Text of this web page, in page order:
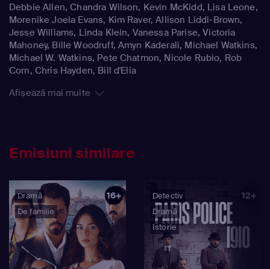
Debbie Allen, Chandra Wilson, Kevin McKidd, Lisa Leone,
Morenike Joela Evans, Kim Raver, Allison Liddi-Brown,
Jesse Williams, Linda Klein, Vanessa Parise, Victoria
Mahoney, Bille Woodruff, Amyn Kaderali, Michael Watkins,
Michael W. Watkins, Pete Chatmon, Nicole Rubio, Rob
Corn, Chris Hayden, Bill d'Elia
Afișează mai multe
Emisiuni similare
Dramă
De familie
16+
Detectiv
Dramă
Istorie
12+